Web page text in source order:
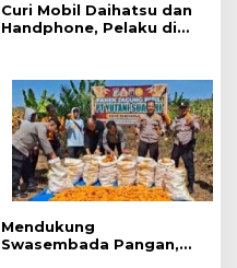
Curi Mobil Daihatsu dan
Handphone, Pelaku di
Mendukung
Swasembada Pangan,